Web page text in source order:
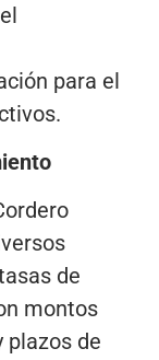
para el
de
montos
plazos de